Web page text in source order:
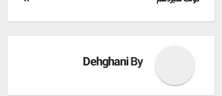
By
Dehghani